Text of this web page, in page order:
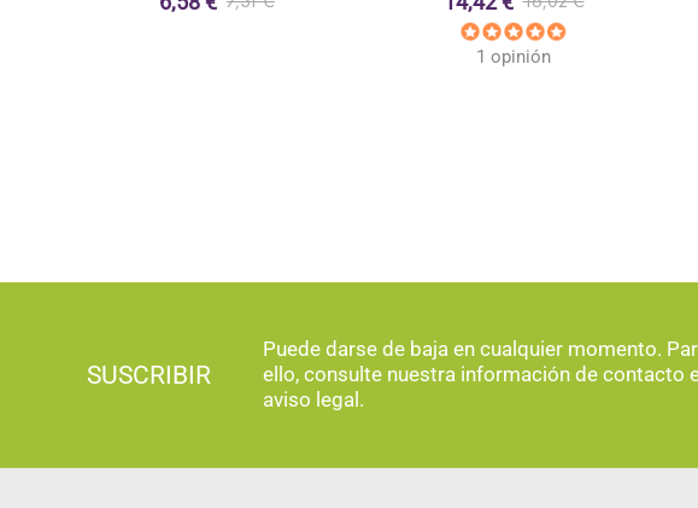
1 opinión
SUSCRIBIR
Puede darse de baja en cualquier momento.
ello, consulte nuestra información de contacto
aviso legal.